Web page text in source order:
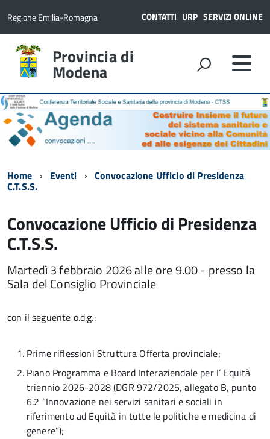
Regione Emilia-Romagna CONTATTI URP SERVIZI ONLINE
Provincia di
Modena
Home Eventi Convocazione Ufficio di Presidenza
C.T.S.S.
Convocazione Ufficio di Presidenza
C.T.S.S.
Martedì 3 febbraio 2026 alle ore 9.00 - presso la
Sala del Consiglio Provinciale
con il seguente o.d.g.:
Prime riflessioni Struttura Offerta provinciale;
Piano Programma e Board Interaziendale per I’ Equità
triennio 2026-2028 (DGR 972/2025, allegato B, punto
6.2 “Innovazione nei servizi sanitari e sociali in
riferimento ad Equità in tutte le politiche e medicina di
genere”);